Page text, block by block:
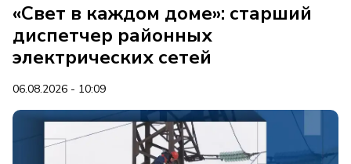
«Свет в каждом доме»: старший
диспетчер районных
электрических сетей
06.08.2026 - 10:09